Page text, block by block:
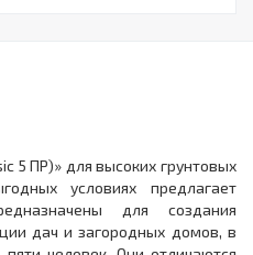
5 ПР)» для высоких грунтовых
условиях предлагает
для создания
дач и загородных домов, в